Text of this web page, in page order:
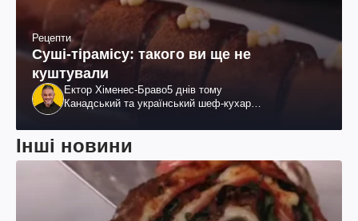
Рецепти
Суші-тірамісу: такого ви ще не
куштували
Ектор Хіменес-Браво5 днів тому
Канадський та український шеф-кухар
Інші новини